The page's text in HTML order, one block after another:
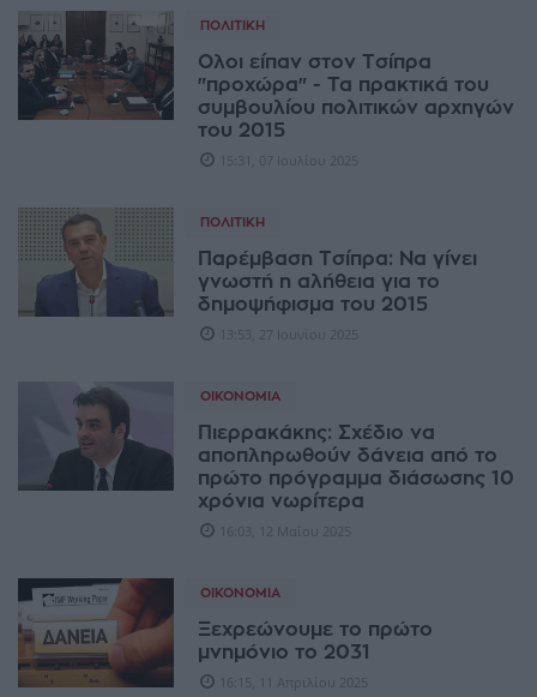
ΠΟΛΙΤΙΚΉ
Ολοι είπαν στον Τσίπρα
"προχώρα" - Τα πρακτικά του
συμβουλίου πολιτικών αρχηγών
του 2015
15:31, 07 Ιουλίου 2025
ΠΟΛΙΤΙΚΉ
Παρέμβαση Τσίπρα: Να γίνει
γνωστή η αλήθεια για το
δημοψήφισμα του 2015
13:53, 27 Ιουνίου 2025
ΟΙΚΟΝΟΜΊΑ
Πιερρακάκης: Σχέδιο να
αποπληρωθούν δάνεια από το
πρώτο πρόγραμμα διάσωσης 10
χρόνια νωρίτερα
16:03, 12 Μαΐου 2025
ΟΙΚΟΝΟΜΊΑ
Ξεχρεώνουμε το πρώτο
μνημόνιο το 2031
16:15, 11 Απριλίου 2025